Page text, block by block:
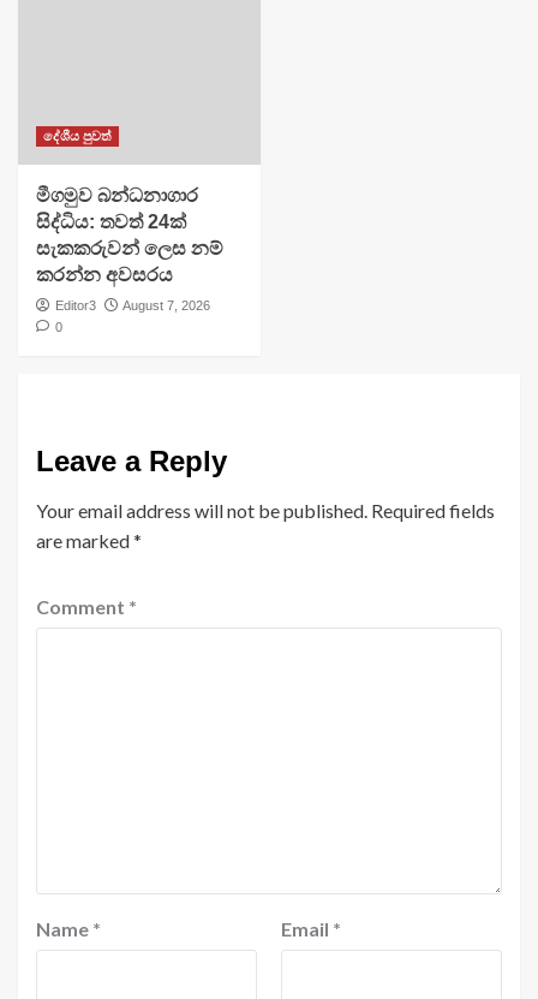
දේශීය පුවත්
මීගමුව බන්ධනාගාර
සිද්ධිය: තවත් 24ක්
සැකකරුවන් ලෙස නම්
කරන්න අවසරය
Editor3
August 7, 2026
0
Leave a Reply
Your email address will not be published. Required fields
are marked*
Comment *
Name * Email *